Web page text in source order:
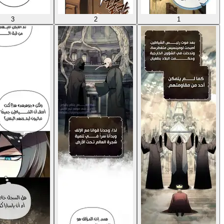
1
2
3